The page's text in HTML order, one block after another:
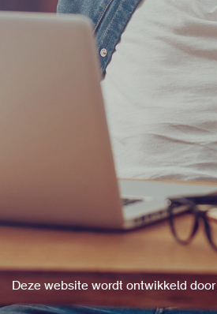
Deze website wordt ontwikkeld door